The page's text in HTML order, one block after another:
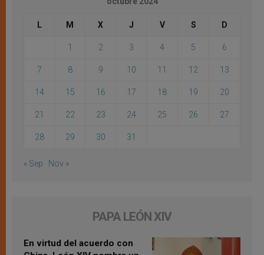
L M X J V S D
1 2 3 4 5 6
7 8 9 10 11 12 13
14 15 16 17 18 19 20
21 22 23 24 25 26 27
28 29 30 31
« Sep Nov »
PAPA LEÓN XIV
En virtud del acuerdo con